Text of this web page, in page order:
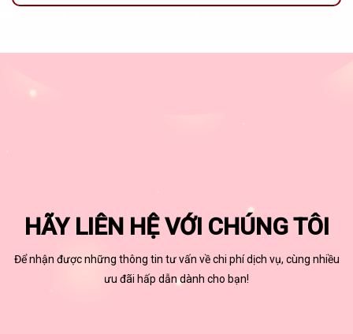
HÃY LIÊN HỆ VỚI CHÚNG TÔI
Để nhận được những thông tin tư vấn về chi phí dịch vụ, cùng nhiều
ưu đãi hấp dẫn dành cho bạn!